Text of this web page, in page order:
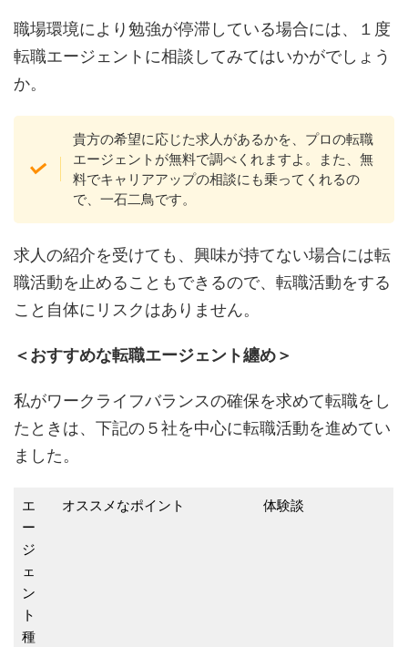
職場環境により勉強が停滞している場合には、１度
転職エージェントに相談してみてはいかがでしょう
か。
貴方の希望に応じた求人があるかを、プロの転職
エージェントが無料で調べくれますよ。また、無
料でキャリアアップの相談にも乗ってくれるの
で、一石二鳥です。
求人の紹介を受けても、興味が持てない場合には転
職活動を止めることもできるので、転職活動をする
こと自体にリスクはありません。
＜おすすめな転職エージェント纏め＞
私がワークライフバランスの確保を求めて転職をし
たときは、下記の５社を中心に転職活動を進めてい
ました。
エ
ー
ジ
ェ
ン
ト
種
オススメなポイント 体験談